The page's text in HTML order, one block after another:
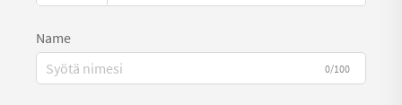
Name
0/100